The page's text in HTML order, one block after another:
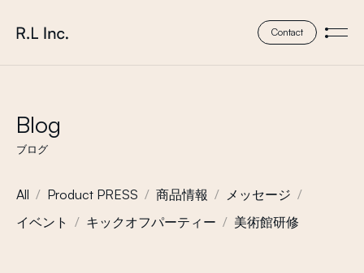
株式会社 エール・エル
Contact
ブログ
Blog
All Product PRESS 商品情報
メッセージ
イベント
キックオフパーティー 美術館研修